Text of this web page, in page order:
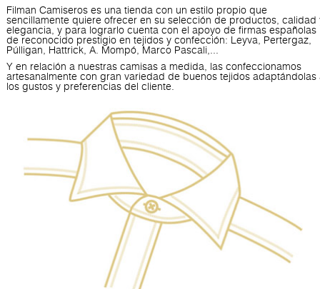
Filman Camiseros es una tienda con un estilo propio que
sencillamente quiere ofrecer en su selección de productos, calidad
elegancia, y para lograrlo cuenta con el apoyo de firmas españolas
de reconocido prestigio en tejidos y confección: Leyva, Pertergaz,
Púlligan, Hattrick, A. Mompó, Marco Pascali,...
Y en relación a nuestras camisas a medida, las confeccionamos
artesanalmente con gran variedad de buenos tejidos adaptándolas
los gustos y preferencias del cliente.